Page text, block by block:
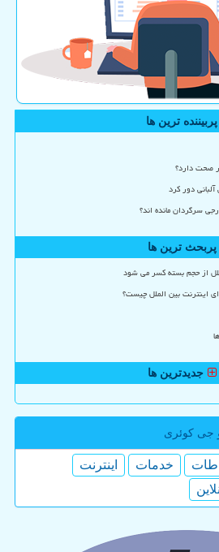
پربیننده ترین ها
صحت دارد؟
دور کرد
سرگردان مانده اند؟
پربحث ترین ها
از حجم بسته کسر می شود
جدیدترین ها
جی كوئری
خدمات
اینترنت
آنلاین